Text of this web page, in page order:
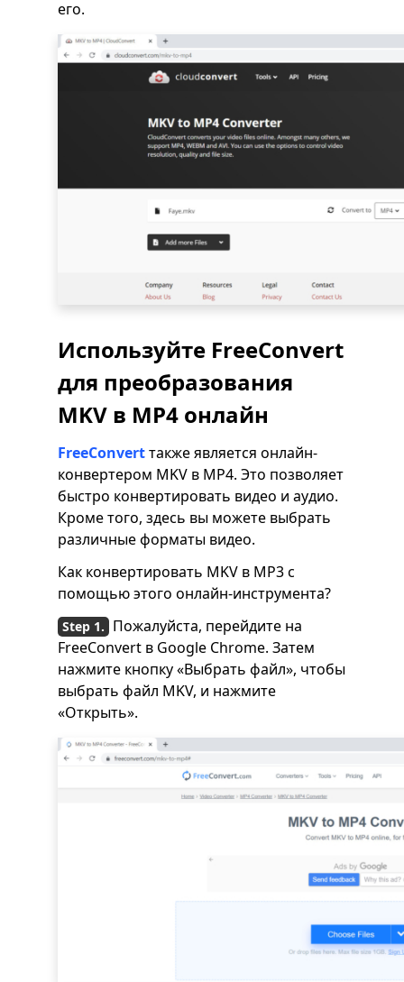
его.
Используйте FreeConvert
для преобразования
MKV в MP4 онлайн
FreeConvertтакже является онлайн-
конвертером MKV в MP4. Это позволяет
быстро конвертировать видео и аудио.
Кроме того, здесь вы можете выбрать
различные форматы видео.
Как конвертировать MKV в MP3 с
помощью этого онлайн-инструмента?
Пожалуйста, перейдите на
FreeConvert в Google Chrome. Затем
нажмите кнопку «Выбрать файл», чтобы
выбрать файл MKV, и нажмите
«Открыть».